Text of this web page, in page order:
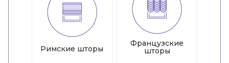
Римские шторы
Французские
шторы